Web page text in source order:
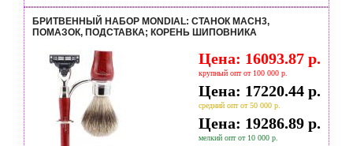
БРИТВЕННЫЙ НАБОР MONDIAL: СТАНОК MACH3,
ПОМАЗОК, ПОДСТАВКА; КОРЕНЬ ШИПОВНИКА
Цена: 16093.87 р.
крупный опт от 100 000 р.
Цена: 17220.44 р.
средний опт от 50 000 р.
Цена: 19286.89 р.
мелкий опт от 10 000 р.